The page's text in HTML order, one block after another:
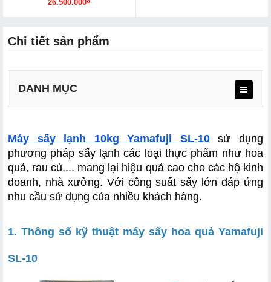
26.500.000₫
Chi tiết sản phẩm
DANH MỤC
Máy sấy lạnh 10kg Yamafuji SL-10 sử dụng
phương pháp sấy lạnh các loại thực phẩm như hoa
quả, rau củ,... mang lại hiệu quả cao cho các hộ kinh
doanh, nhà xưởng. Với công suất sấy lớn đáp ứng
nhu cầu sử dụng của nhiều khách hàng.
1. Thông số kỹ thuật máy sấy hoa quả Yamafuji
SL-10